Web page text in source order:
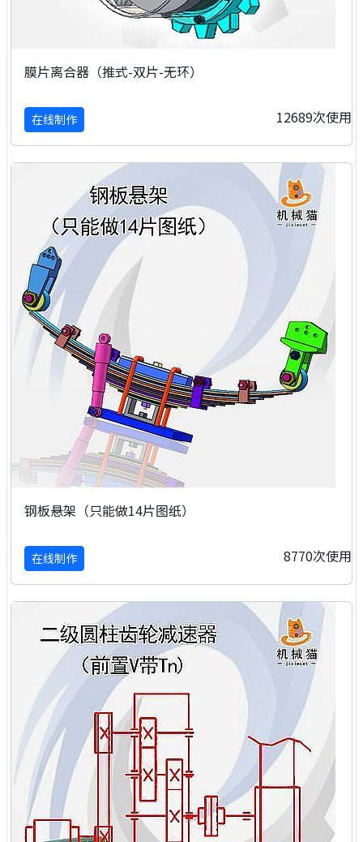
膜片离合器（推式-双片-无环）
在线制作 12689次使用
钢板悬架（只能做14片图纸）
在线制作 8770次使用